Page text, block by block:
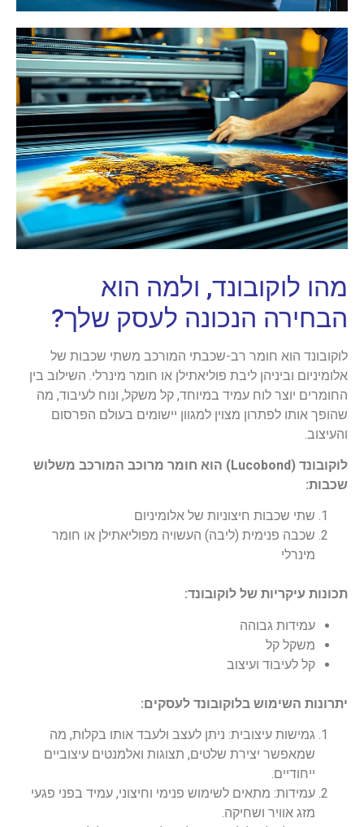
מהו לוקובונד, ולמה הוא
הבחירה הנכונה לעסק שלך?
לוקובונד הוא חומר רב-שכבתי המורכב משתי שכבות של
אלומיניום וביניהן ליבת פוליאתילן או חומר מינרלי. השילוב בין
החומרים יוצר לוח עמיד במיוחד, קל משקל, ונוח לעיבוד, מה
שהופך אותו לפתרון מצוין למגוון יישומים בעולם הפרסום
והעיצוב.
לוקובונד (Lucobond) הוא חומר מרוכב המורכב משלוש
שכבות:
שתי שכבות חיצוניות של אלומיניום
שכבה פנימית (ליבה) העשויה מפוליאתילן או חומר
מינרלי
תכונות עיקריות של לוקובונד:
עמידות גבוהה
משקל קל
קל לעיבוד ועיצוב
יתרונות השימוש בלוקובונד לעסקים:
גמישות עיצובית: ניתן לעצב ולעבד אותו בקלות, מה
שמאפשר יצירת שלטים, תצוגות ואלמנטים עיצוביים
ייחודיים.
עמידות: מתאים לשימוש פנימי וחיצוני, עמיד בפני פגעי
מזג אוויר ושחיקה.